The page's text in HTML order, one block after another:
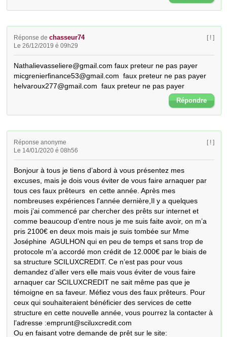
Réponse dechasseur74
Le 26/12/2019 é 09h29
[ ! ]
Nathalievasseliere@gmail.com faux preteur ne pas payer
micgrenierfinance53@gmail.com  faux preteur ne pas payer
helvaroux277@gmail.com  faux preteur ne pas payer
Répondre
Réponse anonyme
Le 14/01/2020 é 08h56
[ ! ]
Bonjour à tous je tiens d’abord à vous présentez mes
excuses, mais je dois vous éviter de vous faire arnaquer par
tous ces faux prêteurs  en cette année. Après mes
nombreuses expériences l'année dernière,Il y a quelques
mois j’ai commencé par chercher des prêts sur internet et
comme beaucoup d’entre nous je me suis faite avoir, on m’a
pris 2100€ en deux mois mais je suis tombée sur Mme
Joséphine  AGULHON qui en peu de temps et sans trop de
protocole m’a accordé mon crédit de 12.000€ par le biais de
sa structure SCILUXCREDIT. Ce n’est pas pour vous
demandez d’aller vers elle mais vous éviter de vous faire
arnaquer car SCILUXCREDIT ne sait même pas que je
témoigne en sa faveur. Méfiez vous des faux prêteurs. Pour
ceux qui souhaiteraient bénéficier des services de cette
structure en cette nouvelle année, vous pourrez la contacter à
l’adresse :emprunt@sciluxcredit.com
Ou en faisant votre demande de prêt sur le site: